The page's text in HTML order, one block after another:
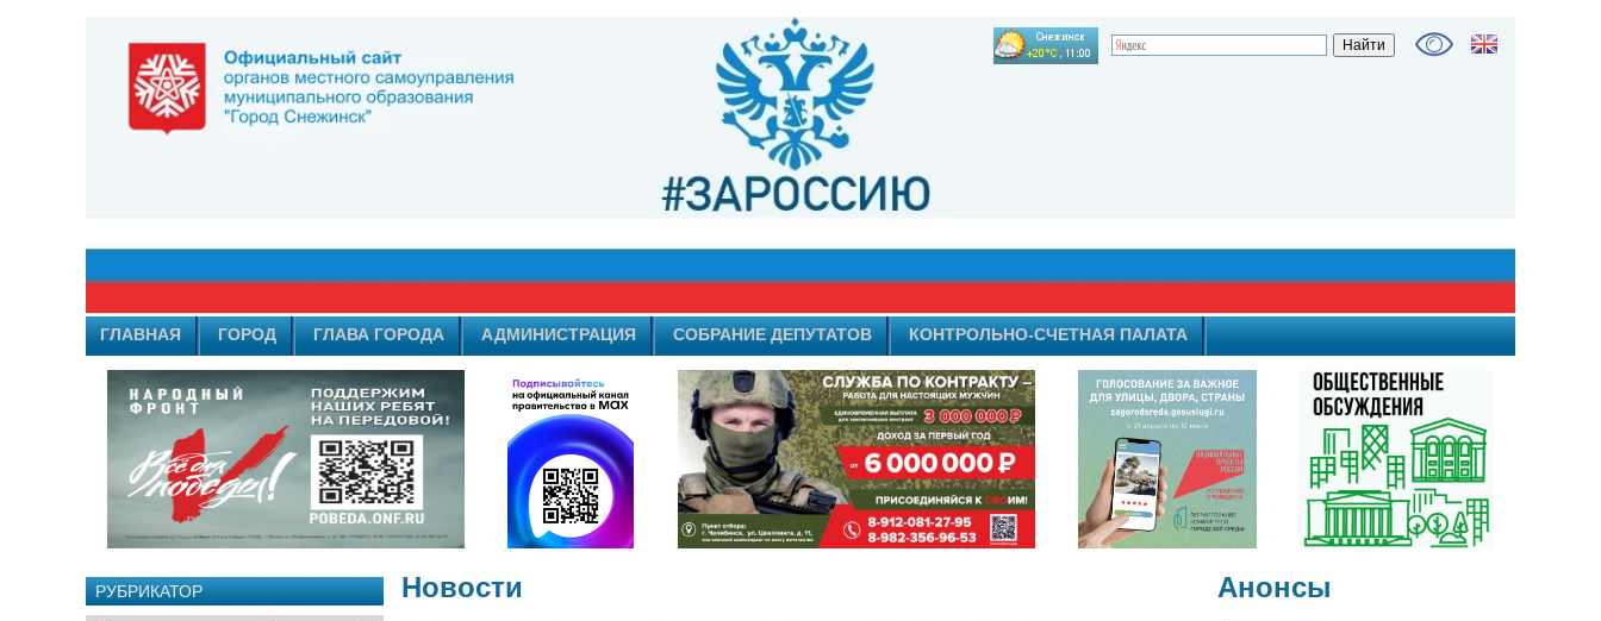
ГЛАВНАЯ ГОРОД ГЛАВА ГОРОДА АДМИНИСТРАЦИЯ СОБРАНИЕ ДЕПУТАТОВ КОНТРОЛЬНО-СЧЕТНАЯ ПАЛАТА
РУБРИКАТОР Новости Анонсы